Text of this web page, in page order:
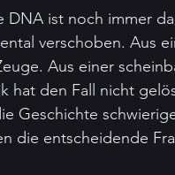
DNA ist noch immer
verschoben. Aus
Aus einer
hat den Fall nicht
Geschichte
die entscheidende